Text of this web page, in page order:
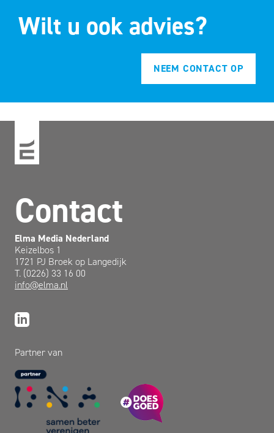
Wilt u ook advies?
NEEM CONTACT OP
Contact
Elma Media Nederland
Keizelbos 1
1721 PJ Broek op Langedijk
T. (0226) 33 16 00
info@elma.nl
Partner van